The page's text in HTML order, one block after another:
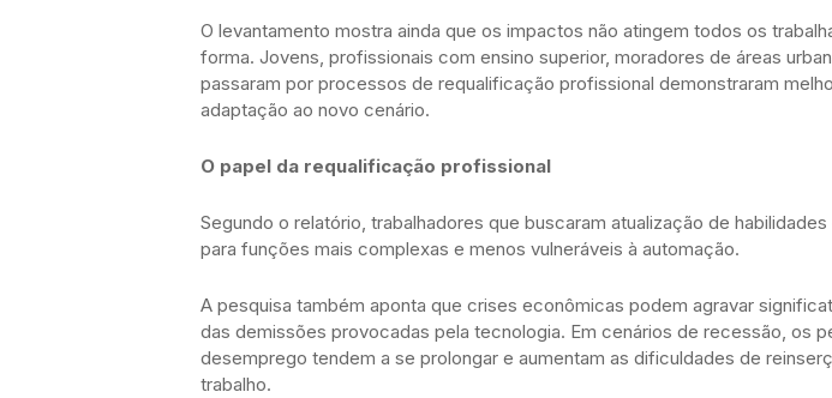
O levantamento mostra ainda que os impactos não atingem todos os
forma. Jovens, profissionais com ensino superior, moradores de áreas
passaram por processos de requalificação profissional demonstraram
adaptação ao novo cenário.
O papel da requalificação profissional
Segundo o relatório, trabalhadores que buscaram atualização de
para funções mais complexas e menos vulneráveis à automação.
A pesquisa também aponta que crises econômicas podem agravar
das demissões provocadas pela tecnologia. Em cenários de recessão, os
desemprego tendem a se prolongar e aumentam as dificuldades de
trabalho.